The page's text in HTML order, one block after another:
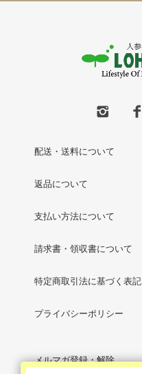
配送・送料について
返品について
支払い方法について
請求書・領収書について
特定商取引法に基づく表記
プライバシーポリシー
メルマガ登録・解除